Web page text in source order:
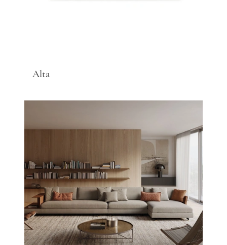
Alta